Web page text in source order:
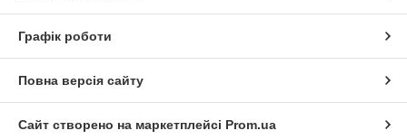
Графік роботи
Повна версія сайту
Сайт створено на маркетплейсі Prom.ua